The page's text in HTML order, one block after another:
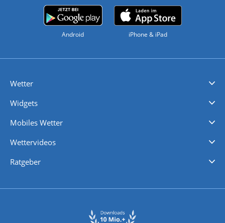
Android iPhone & iPad
Wetter
Widgets
Mobiles Wetter
Wettervideos
Ratgeber